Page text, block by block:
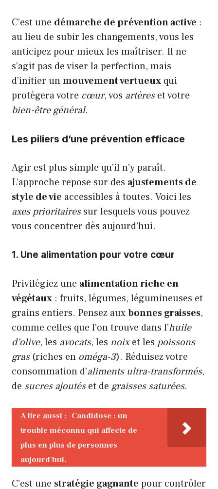
C’est une démarche de prévention active :
au lieu de subir les changements, vous les
anticipez pour mieux les maîtriser. Il ne
s’agit pas de viser la perfection, mais
d’initier unmouvement vertueux qui
protégera votre cœur, vos artèreset votre
bien-être général.
Les piliers d’une prévention efficace
Agir est plus simple qu’il n’y paraît.
L’approche repose sur des ajustements de
style de vie accessibles à toutes. Voici les
axes prioritairessur lesquels vous pouvez
vous concentrer dès aujourd’hui.
1. Une alimentation pour votre cœur
Privilégiez une alimentation riche en
végétaux : fruits, légumes, légumineuses et
grains entiers. Pensez auxbonnes graisses,
comme celles que l’on trouve dans l’huile
d’olive, les avocats, les noixet les poissons
gras(riches en oméga-3). Réduisez votre
consommation d’aliments ultra-transformés,
de sucres ajoutéset de graisses saturées.
A lire aussi : Candidose : un
trouble méconnu qui affecte de
plus en plus de personnes
aujourd'hui.
C’est une stratégie gagnante pour contrôler